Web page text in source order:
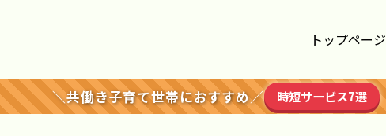
トップページ
＼共働き子育て世帯におすすめ／ 時短サービス7選